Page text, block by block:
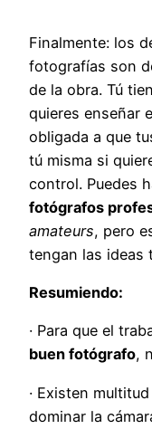
Finalmente: los
fotografías son
de la obra. Tú
quieres enseñar
obligada a que
tú misma si
control. Puedes
fotógrafos
amateurs, pero
tengan las ideas
Resumiendo:
· Para que el
buen fotógrafo,
· Existen
dominar la